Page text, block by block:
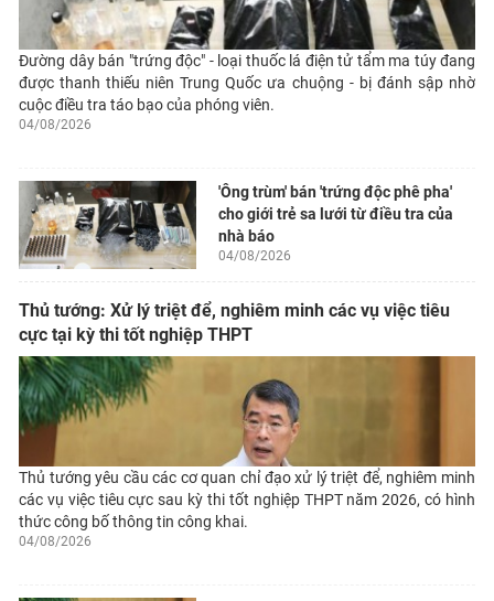
Đường dây bán "trứng độc" - loại thuốc lá điện tử tẩm ma túy đang
được thanh thiếu niên Trung Quốc ưa chuộng - bị đánh sập nhờ
cuộc điều tra táo bạo của phóng viên.
04/08/2026
'Ông trùm' bán 'trứng độc phê pha'
cho giới trẻ sa lưới từ điều tra của
nhà báo
04/08/2026
Thủ tướng: Xử lý triệt để, nghiêm minh các vụ việc tiêu
cực tại kỳ thi tốt nghiệp THPT
Thủ tướng yêu cầu các cơ quan chỉ đạo xử lý triệt để, nghiêm minh
các vụ việc tiêu cực sau kỳ thi tốt nghiệp THPT năm 2026, có hình
thức công bố thông tin công khai.
04/08/2026